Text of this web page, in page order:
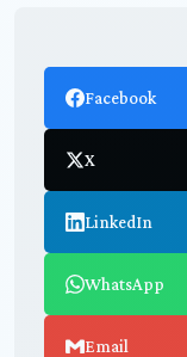
Facebook
X
LinkedIn
WhatsApp
Email